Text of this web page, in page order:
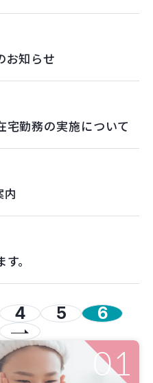
お知らせ
勤務の実施について
。
4 5
6
01